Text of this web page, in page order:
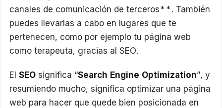
canales de comunicación de terceros**. También
puedes llevarlas a cabo en lugares que te
pertenecen, como por ejemplo tu página web
como terapeuta, gracias al SEO.
ElSEO significa “Search Engine Optimization”, y
resumiendo mucho, significa optimizar una página
web para hacer que quede bien posicionada en